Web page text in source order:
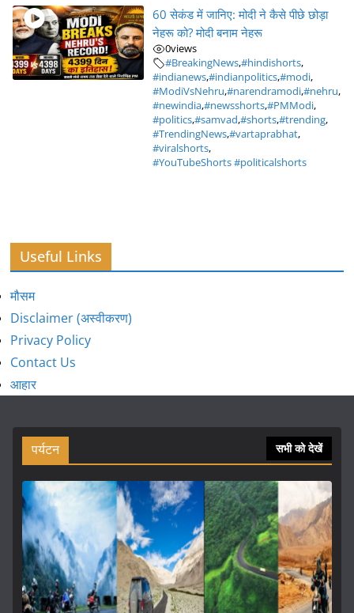
60 सेकंड में जानिए: मोदी ने कैसे पीछे छोड़ा
नेहरू को? मोदी बनाम नेहरू
0views
#BreakingNews,#hindishorts,
#indianews,#indianpolitics,#modi,
#ModiVsNehru,#narendramodi,#nehru,
#newindia,#newsshorts,#PMModi,
#politics,#samvad,#shorts,#trending,
#TrendingNews,#vartaprabhat,
#viralshorts,
#YouTubeShorts #politicalshorts
Useful Links
मौसम
Disclaimer (अस्वीकरण)
Privacy Policy
Contact Us
आहार
पर्यटन सभी को देखें